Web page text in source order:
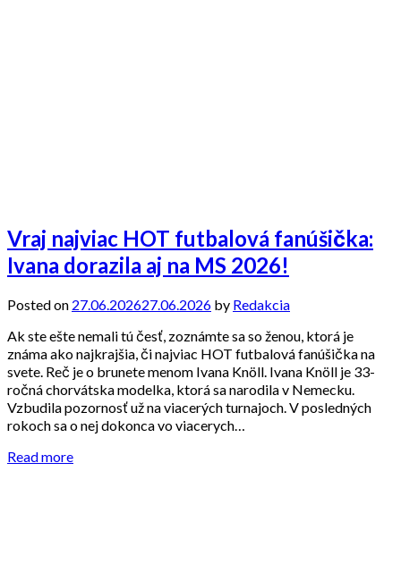
Vraj najviac HOT futbalová fanúšička:
Ivana dorazila aj na MS 2026!
Posted on 27.06.202627.06.2026 by Redakcia
Ak ste ešte nemali tú česť, zoznámte sa so ženou, ktorá je
známa ako najkrajšia, či najviac HOT futbalová fanúšička na
svete. Reč je o brunete menom Ivana Knöll. Ivana Knöll je 33-
ročná chorvátska modelka, ktorá sa narodila v Nemecku.
Vzbudila pozornosť už na viacerých turnajoch. V posledných
rokoch sa o nej dokonca vo viacerych…
Read more